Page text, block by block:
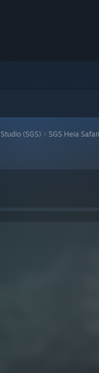
(SGS) > SGS Heia Safari